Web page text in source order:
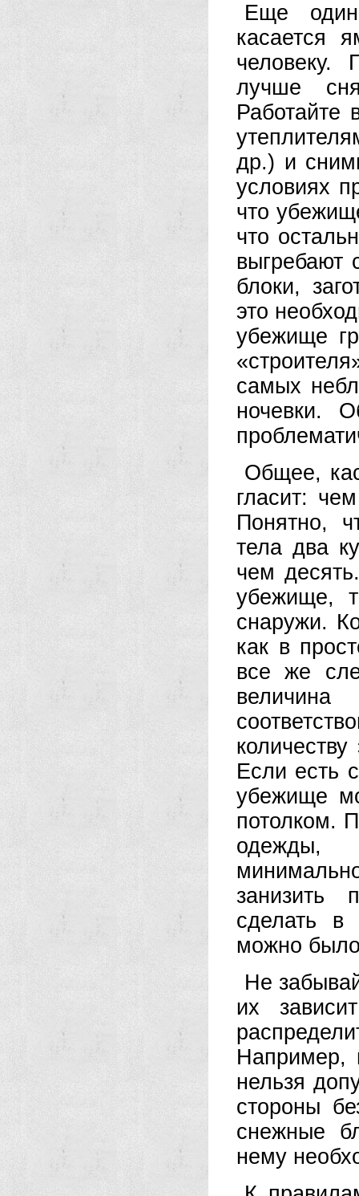
Еще один
касается
лучше
Работайте
др.) и
условиях
что
что
выгребают
блоки,
это
убежище
самых
ночевки.
Общее,
гласит:
Понятно,
тела два
чем
убежище,
снаружи.
как в
все же
Если есть
убежище
потолком.
одежды,
занизить
сделать в
можно было
Не
их
Например,
нельзя
стороны
снежные
нему